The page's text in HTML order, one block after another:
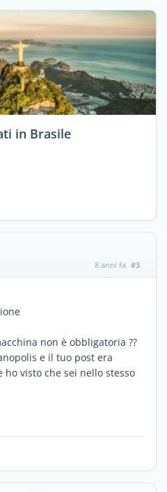
in Brasile
8 anni fa #3
non è obbligatoria ??
e il tuo post era
visto che sei nello stesso